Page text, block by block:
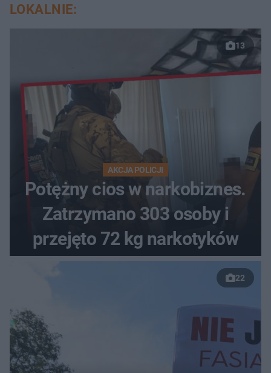
LOKALNIE:
13
AKCJA POLICJI
Potężny cios w narkobiznes.
Zatrzymano 303 osoby i
przejęto 72 kg narkotyków
22